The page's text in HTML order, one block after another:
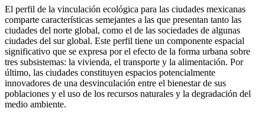
El perfil de la vinculación ecológica para las ciudades mexicanas
comparte características semejantes a las que presentan tanto las
ciudades del norte global, como el de las sociedades de algunas
ciudades del sur global. Este perfil tiene un componente espacial
significativo que se expresa por el efecto de la forma urbana sobre
tres subsistemas: la vivienda, el transporte y la alimentación. Por
último, las ciudades constituyen espacios potencialmente
innovadores de una desvinculación entre el bienestar de sus
poblaciones y el uso de los recursos naturales y la degradación del
medio ambiente.